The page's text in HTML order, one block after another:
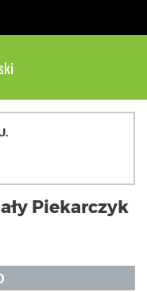
Piekarczyk